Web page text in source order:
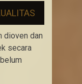
dioven dan
secara